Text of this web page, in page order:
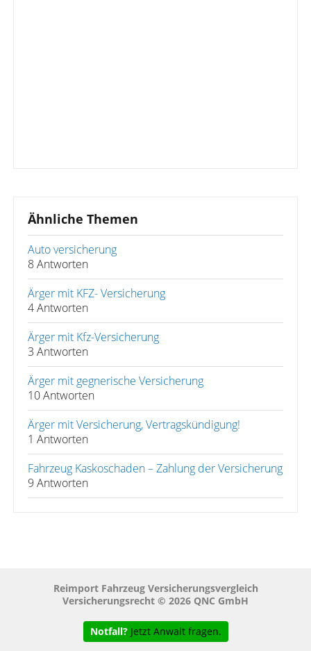
Ähnliche Themen
Auto versicherung
8 Antworten
Ärger mit KFZ- Versicherung
4 Antworten
Ärger mit Kfz-Versicherung
3 Antworten
Ärger mit gegnerische Versicherung
10 Antworten
Ärger mit Versicherung, Vertragskündigung!
1 Antworten
Fahrzeug Kaskoschaden – Zahlung der Versicherung
9 Antworten
Reimport Fahrzeug Versicherungsvergleich
Versicherungsrecht © 2026 QNC GmbH
Notfall? Jetzt Anwalt fragen.